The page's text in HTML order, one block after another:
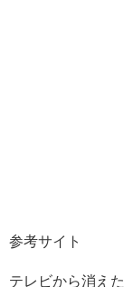
参考サイト
テレビから消え